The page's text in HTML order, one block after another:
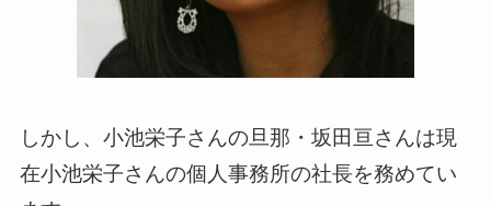
しかし、小池栄子さんの旦那・坂田亘さんは現
在小池栄子さんの個人事務所の社長を務めてい